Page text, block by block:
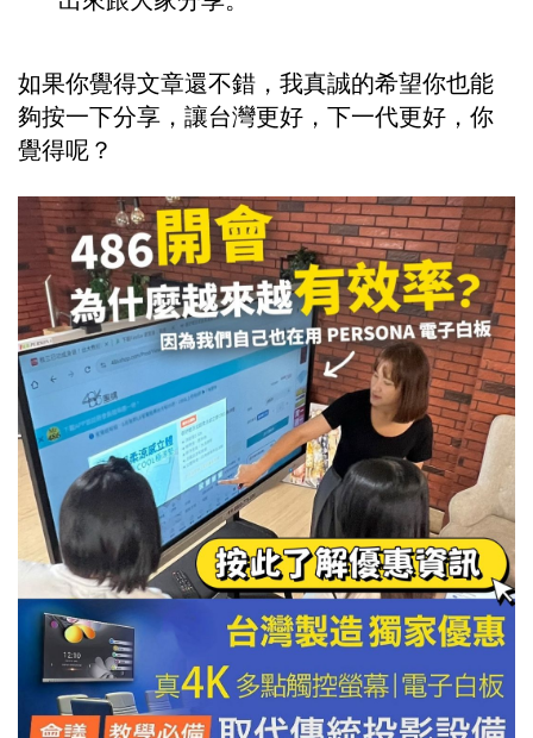
如果你覺得文章還不錯，我真誠的希望你也能
夠按一下分享，讓台灣更好，下一代更好，你
覺得呢？